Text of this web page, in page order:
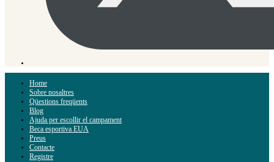
Home
Sobre nosaltres
Qüestions freqüents
Blog
Ajuda per escollir el campament
Beca esportiva EUA
Preus
Contacte
Registre